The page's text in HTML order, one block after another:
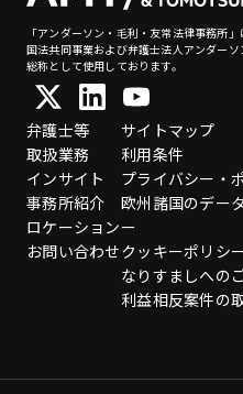
「アンダーソン・毛利・友常法律事務所
国法共同事業および弁護士法人アンダー
総称として使用しております。
弁護士等
取扱業務
インサイト
事務所紹介
ロケーション
お問い合わせ
サイトマップ
利用条件
プライバシー・
欧州諸国のデー
ー
クッキーポリシ
なりすましへの
利益相反案件の